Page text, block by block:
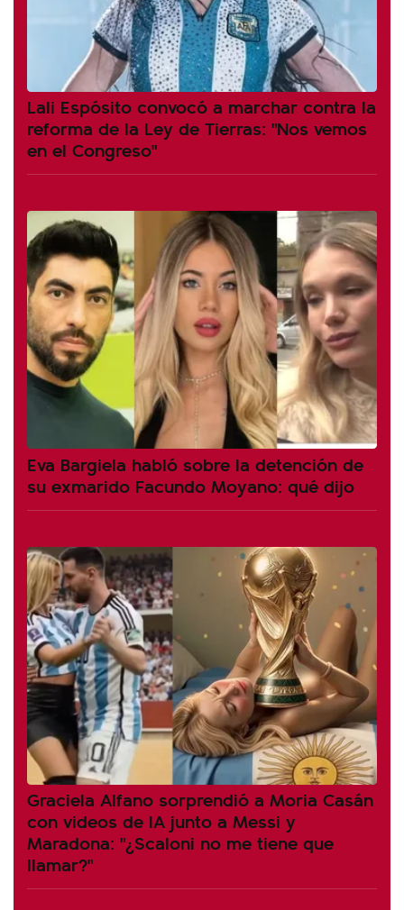
Lali Espósito convocó a marchar contra la
reforma de la Ley de Tierras: "Nos vemos
en el Congreso"
Eva Bargiela habló sobre la detención de
su exmarido Facundo Moyano: qué dijo
Graciela Alfano sorprendió a Moria Casán
con videos de IA junto a Messi y
Maradona: "¿Scaloni no me tiene que
llamar?"